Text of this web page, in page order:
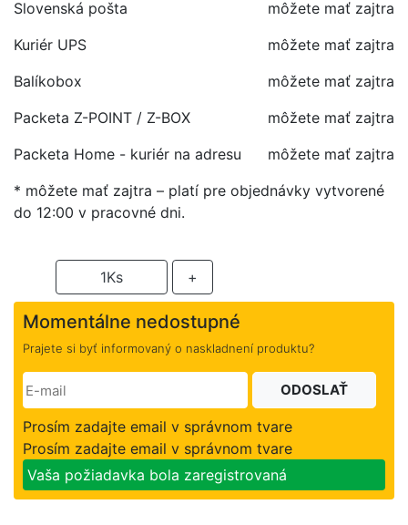
Slovenská pošta
môžete mať zajtra
Kuriér UPS
môžete mať zajtra
Balíkobox
môžete mať zajtra
Packeta Z-POINT / Z-BOX
môžete mať zajtra
Packeta Home - kuriér na adresu
môžete mať zajtra
* môžete mať zajtra – platí pre objednávky vytvorené
do 12:00 v pracovné dni.
1Ks +
Momentálne nedostupné
Prajete si byť informovaný o naskladnení produktu?
ODOSLAŤ
Prosím zadajte email v správnom tvare
Prosím zadajte email v správnom tvare
Vaša požiadavka bola zaregistrovaná